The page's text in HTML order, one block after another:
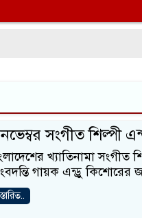
সংগীত শিল্পী
খ্যাতিনামা সংগীত
গায়ক এন্ড্রু কিশোরের